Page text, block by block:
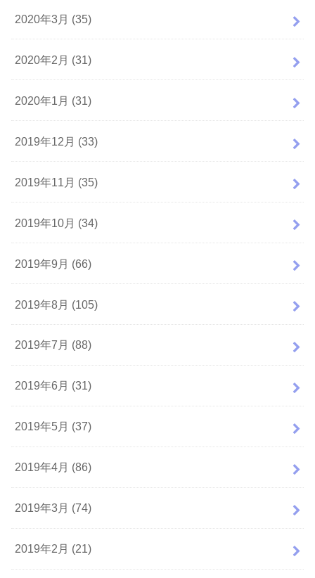
2020年3月 (35)
2020年2月 (31)
2020年1月 (31)
2019年12月 (33)
2019年11月 (35)
2019年10月 (34)
2019年9月 (66)
2019年8月 (105)
2019年7月 (88)
2019年6月 (31)
2019年5月 (37)
2019年4月 (86)
2019年3月 (74)
2019年2月 (21)